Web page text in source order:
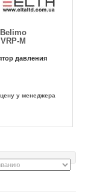
Belimo
VRP-M
давления
у менеджера